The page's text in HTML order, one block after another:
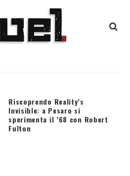
Riscoprendo Reality’s
Invisible: a Pesaro si
sperimenta il ’68 con Robert
Fulton